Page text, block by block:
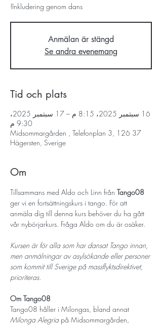
Inkludering genom dans!
Anmälan är stängd
Se andra evenemang
Tid och plats
16 سبتمبر 2025، 8:15 م – 17 سبتمبر 2025،
9:30 م
Midsommargården , Telefonplan 3, 126 37
Hägersten, Sverige
Om
Tillsammans med Aldo och Linn från Tango08
ger vi en fortsättningskurs i tango. För att
anmäla dig till denna kurs behöver du ha gått
vår nybörjarkurs. Fråga Aldo om du är osäker.
Kursen är för alla som har dansat Tango innan,
men anmälningar av asylsökande eller personer
som kommit till Sverige på massflyktsdirektivet,
prioriteras.
Om Tango08
Tango08 håller i Milongas, bland annat
Milonga Alegria på Midsommargården,